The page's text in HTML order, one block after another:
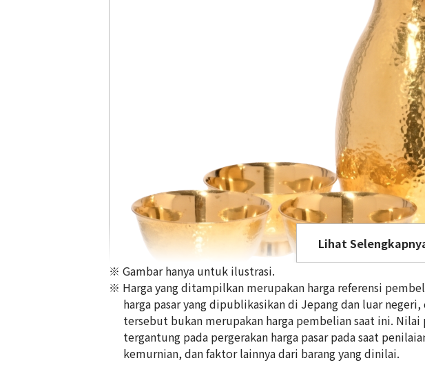
24K gold (K24) sake set
349,6g
Lihat
※ Gambar hanya untuk ilustrasi.
※ Harga yang ditampilkan merupakan harga referensi
harga pasar yang dipublikasikan di Jepang dan luar
tersebut bukan merupakan harga pembelian saat ini.
tergantung pada pergerakan harga pasar pada saat
kemurnian, dan faktor lainnya dari barang yang dinilai.